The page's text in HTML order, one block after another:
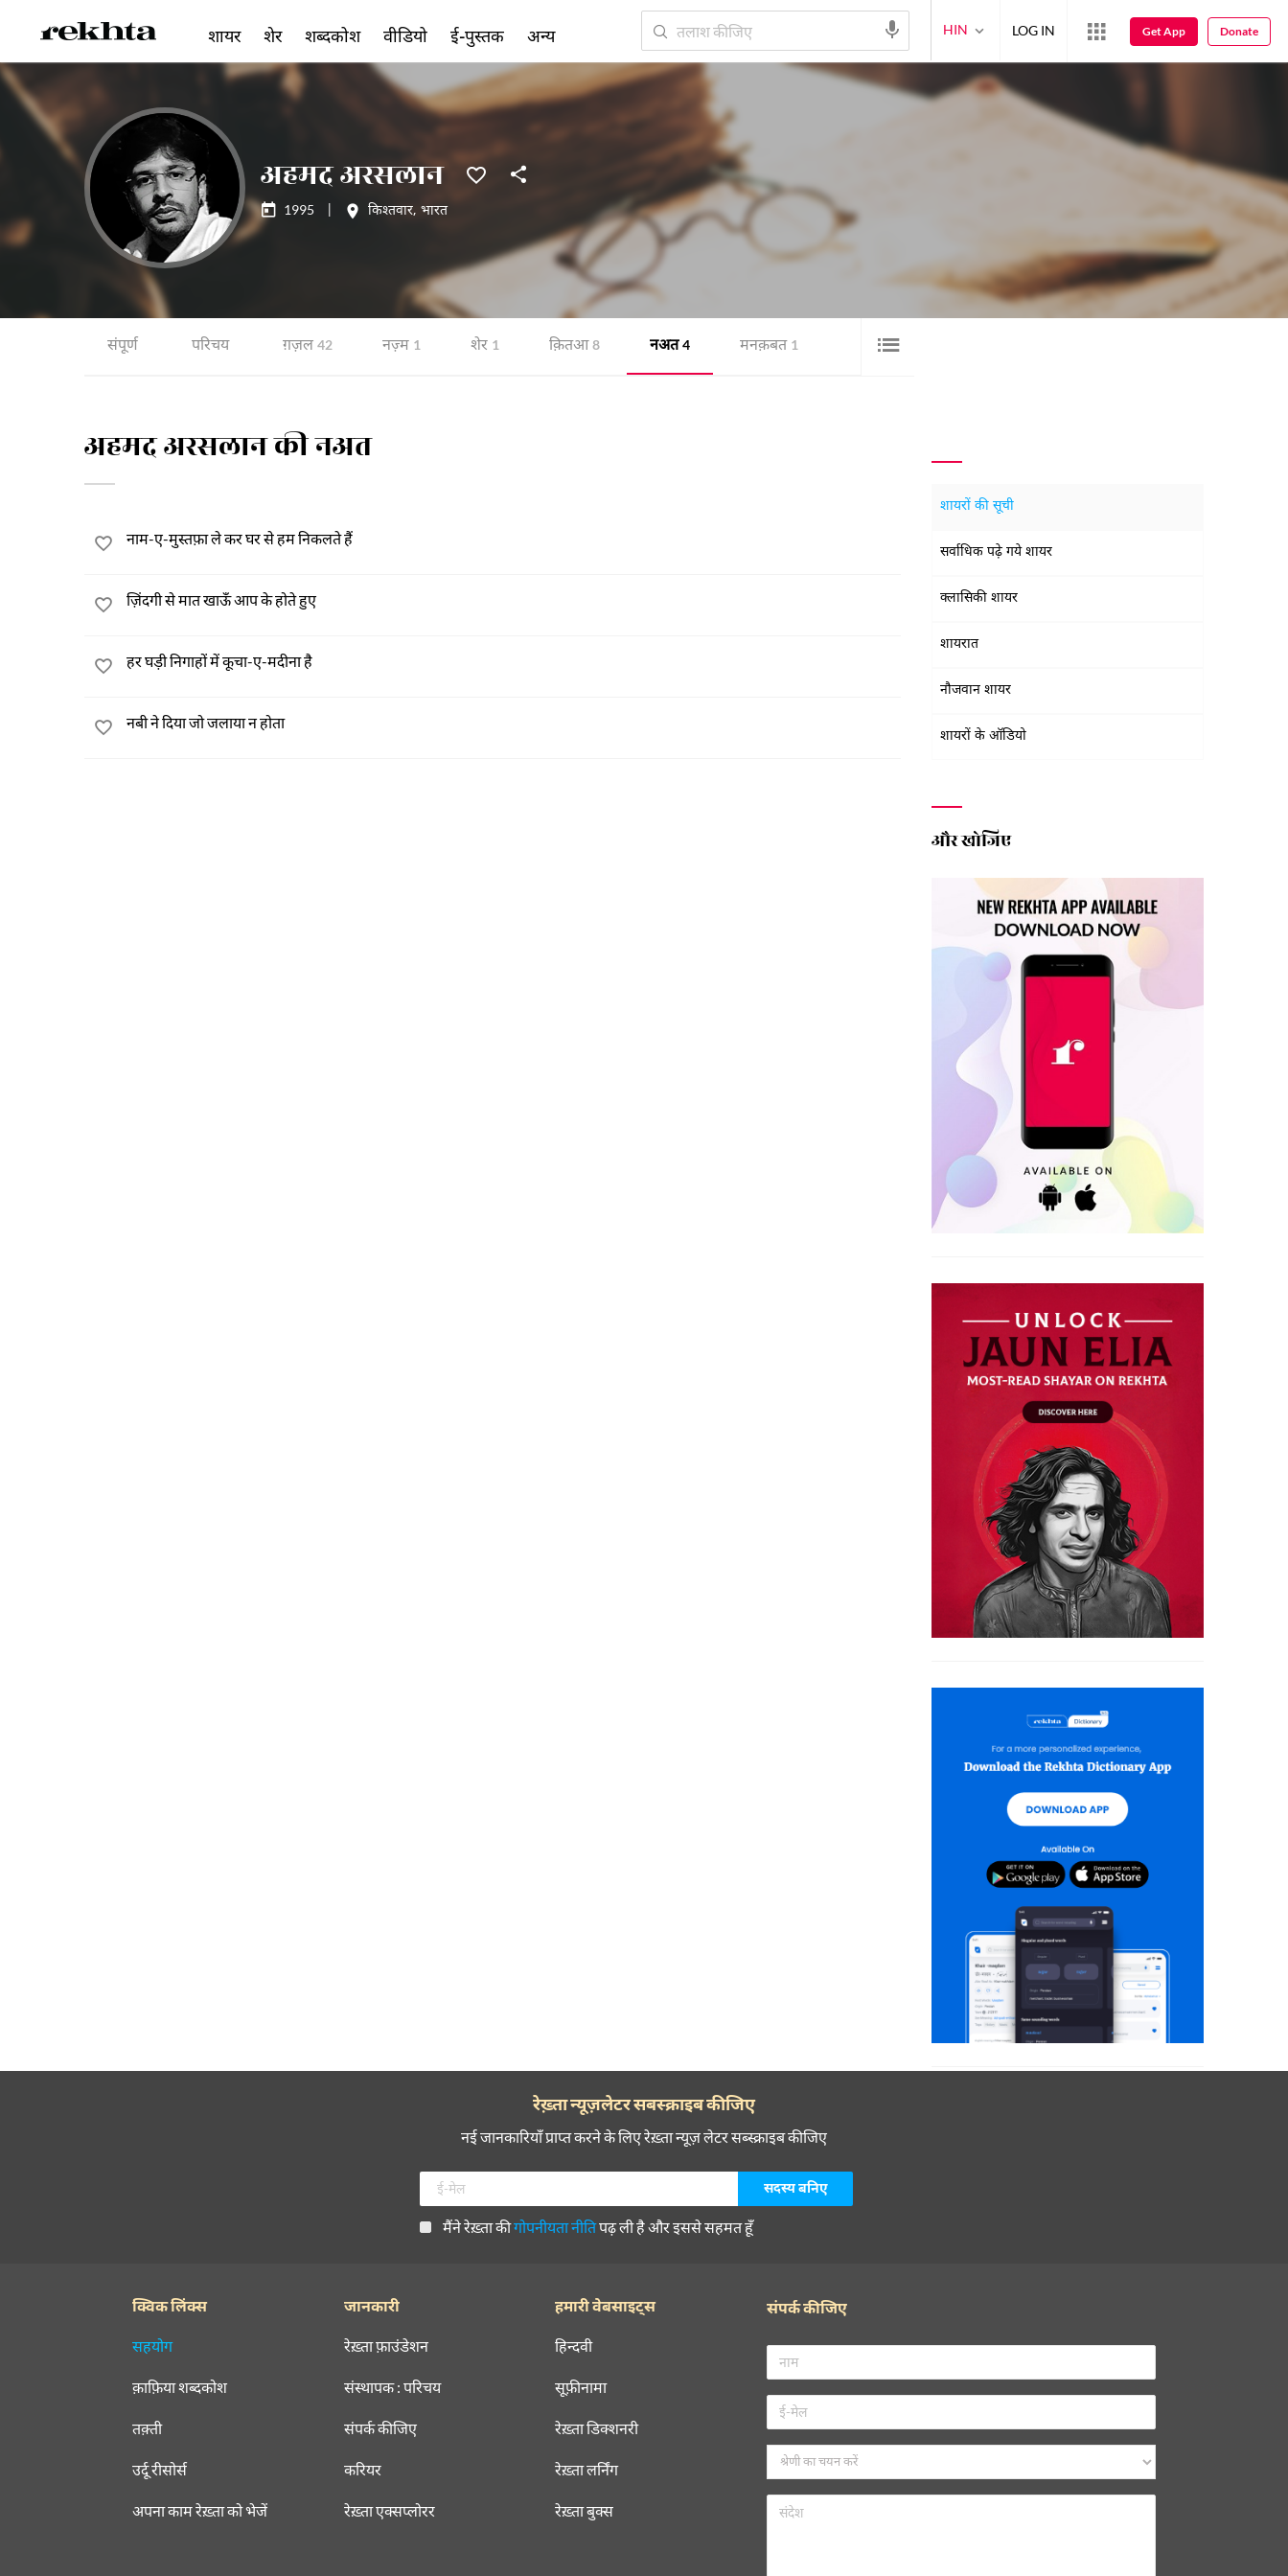
अहमद अरसलान
1995 किश्तवार, भारत
संपूर्ण परिचय ग़ज़ल 42 नज़्म 1 शेर 1 क़ितआ 8 नअत 4 मनक़बत 1
अहमद अरसलान की नअत
नाम-ए-मुस्तफ़ा ले कर घर से हम निकलते हैं
ज़िंदगी से मात खाऊँ आप के होते हुए
हर घड़ी निगाहों में कूचा-ए-मदीना है
नबी ने दिया जो जलाया न होता
शायरों की सूची
सर्वाधिक पढ़े गये शायर
क्लासिकी शायर
शायरात
नौजवान शायर
शायरों के ऑडियो
और खोजिए
शायर शेर शब्दकोश वीडियो ई-पुस्तक अन्य HIN LOG IN Get App Donate
रेख़्ता न्यूज़लेटर सबस्क्राइब कीजिए
नई जानकारियाँ प्राप्त करने के लिए रेख़्ता न्यूज़ लेटर सब्स्क्राइब कीजिए
मैंने रेख़्ता कीगोपनीयता नीतिपढ़ ली है और इससे सहमत हूँ
क्विक लिंक्स
सहयोग
क़ाफ़िया शब्दकोश
तक़्ती
उर्दू रीसोर्स
अपना काम रेख़्ता को भेजें
जानकारी
रेख़्ता फ़ाउंडेशन
संस्थापक : परिचय
संपर्क कीजिए
करियर
रेख़्ता एक्सप्लोरर
हमारी वेबसाइट्स
हिन्दवी
सूफ़ीनामा
रेख़्ता डिक्शनरी
रेख़्ता लर्निंग
रेख़्ता बुक्स
संपर्क कीजिए